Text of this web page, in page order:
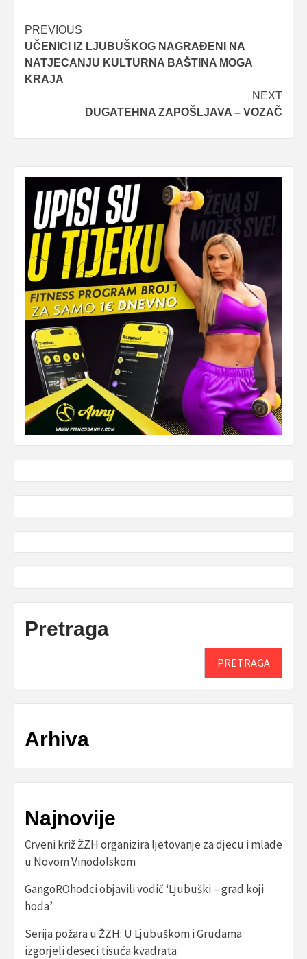
Post
navigation
PREVIOUS
UČENICI IZ LJUBUŠKOG NAGRAĐENI NA
NATJECANJU KULTURNA BAŠTINA MOGA
KRAJA
NEXT
DUGATEHNA ZAPOŠLJAVA – VOZAČ
Pretraga
PRETRAGA
Arhiva
Najnovije
Crveni križ ŽZH organizira ljetovanje za djecu i mlade
u Novom Vinodolskom
GangoROhodci objavili vodič ‘Ljubuški – grad koji
hoda’
Serija požara u ŽZH: U Ljubuškom i Grudama
izgorjeli deseci tisuća kvadrata